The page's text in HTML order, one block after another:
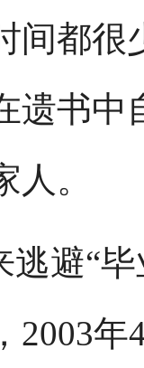
间都
遗书中
。
逃避“
2003